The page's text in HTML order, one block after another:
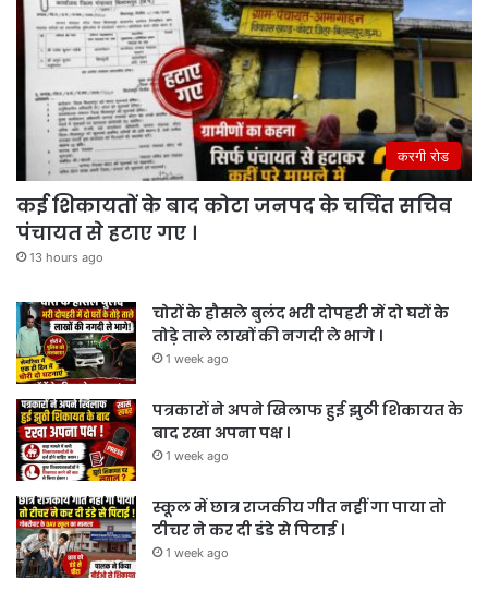
करगी रोड
कई शिकायतों के बाद कोटा जनपद के चर्चित सचिव
पंचायत से हटाए गए ।
13 hours ago
चोरों के हौसले बुलंद भरी दोपहरी में दो घरों के
तोड़े ताले लाखों की नगदी ले भागे ।
1 week ago
पत्रकारों ने अपने खिलाफ हुई झुठी शिकायत के
बाद रखा अपना पक्ष ।
1 week ago
स्कूल में छात्र राजकीय गीत नहीं गा पाया तो
टीचर ने कर दी डंडे से पिटाई ।
1 week ago